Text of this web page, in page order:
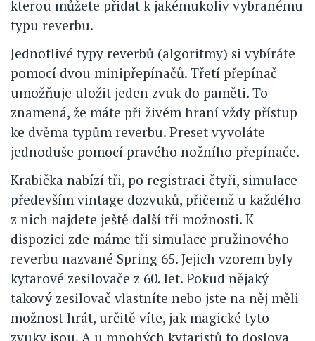
kterou můžete přidat k jakémukoliv vybranému
typu reverbu.
Jednotlivé typy reverbů (algoritmy) si vybíráte
pomocí dvou minipřepínačů. Třetí přepínač
umožňuje uložit jeden zvuk do paměti. To
znamená, že máte při živém hraní vždy přístup
ke dvěma typům reverbu. Preset vyvoláte
jednoduše pomocí pravého nožního přepínače.
Krabička nabízí tři, po registraci čtyři, simulace
především vintage dozvuků, přičemž u každého
z nich najdete ještě další tři možnosti. K
dispozici zde máme tři simulace pružinového
reverbu nazvané Spring 65. Jejich vzorem byly
kytarové zesilovače z 60. let. Pokud nějaký
takový zesilovač vlastníte nebo jste na něj měli
možnost hrát, určitě víte, jak magické tyto
zvuky jsou. A u mnohých kytaristů to doslova